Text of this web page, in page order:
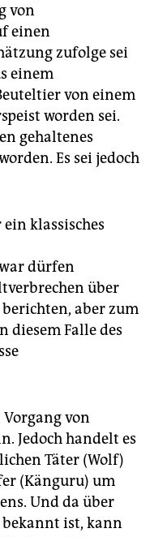
von
einen
zufolge sei
einem
von einem
worden sei.
gehaltenes
Es sei jedoch
klassisches
dürfen
über
aber zum
diesem Falle des
Vorgang von
Jedoch handelt es
Täter (Wolf)
(Känguru) um
Und da über
ist, kann